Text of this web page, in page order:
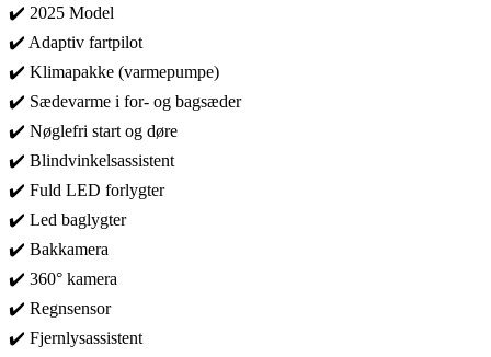
✔️ 2025 Model
✔️ Adaptiv fartpilot
✔️ Klimapakke (varmepumpe)
✔️ Sædevarme i for- og bagsæder
✔️ Nøglefri start og døre
✔️ Blindvinkelsassistent
✔️ Fuld LED forlygter
✔️ Led baglygter
✔️ Bakkamera
✔️ 360° kamera
✔️ Regnsensor
✔️ Fjernlysassistent